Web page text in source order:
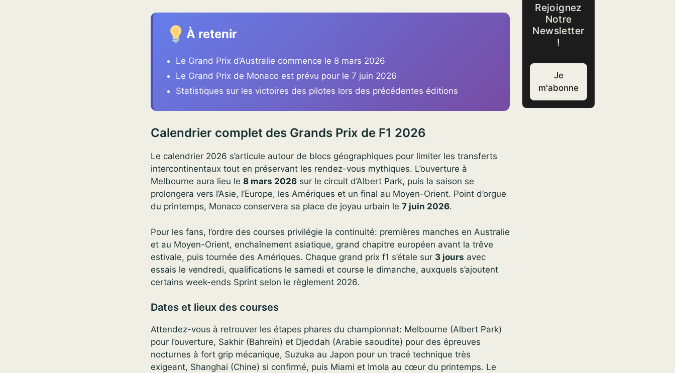
À retenir
Le Grand Prix d’Australie commence le 8 mars 2026
Le Grand Prix de Monaco est prévu pour le 7 juin 2026
Statistiques sur les victoires des pilotes lors des précédentes éditions
Calendrier complet des Grands Prix de F1 2026
Le calendrier 2026 s’articule autour de blocs géographiques pour limiter les transferts
intercontinentaux tout en préservant les rendez-vous mythiques. L’ouverture à
Melbourne aura lieu le 8 mars 2026 sur le circuit d’Albert Park, puis la saison se
prolongera vers l’Asie, l’Europe, les Amériques et un final au Moyen-Orient. Point d’orgue
du printemps, Monaco conservera sa place de joyau urbain le 7 juin 2026.
Pour les fans, l’ordre des courses privilégie la continuité: premières manches en Australie
et au Moyen-Orient, enchaînement asiatique, grand chapitre européen avant la trêve
estivale, puis tournée des Amériques. Chaque grand prix f1 s’étale sur 3 jours avec
essais le vendredi, qualifications le samedi et course le dimanche, auxquels s’ajoutent
certains week-ends Sprint selon le règlement 2026.
Dates et lieux des courses
Attendez-vous à retrouver les étapes phares du championnat: Melbourne (Albert Park)
pour l’ouverture, Sakhir (Bahreïn) et Djeddah (Arabie saoudite) pour des épreuves
nocturnes à fort grip mécanique, Suzuka au Japon pour un tracé technique très
exigeant, Shanghai (Chine) si confirmé, puis Miami et Imola au cœur du printemps. Le
Rejoignez
Notre
Newsletter
!
Je
m'abonne